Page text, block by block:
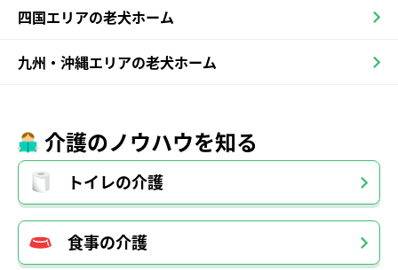
四国エリアの老犬ホーム
九州・沖縄エリアの老犬ホーム
介護のノウハウを知る
トイレの介護
食事の介護